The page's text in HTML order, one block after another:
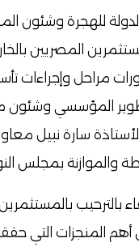
للهجرة وشئون
المصريين
مراحل وإجراءات
المؤسسي وشئون
سارة نبيل
والموازنة بمجلس
بالترحيب
أهم المنجزات التي